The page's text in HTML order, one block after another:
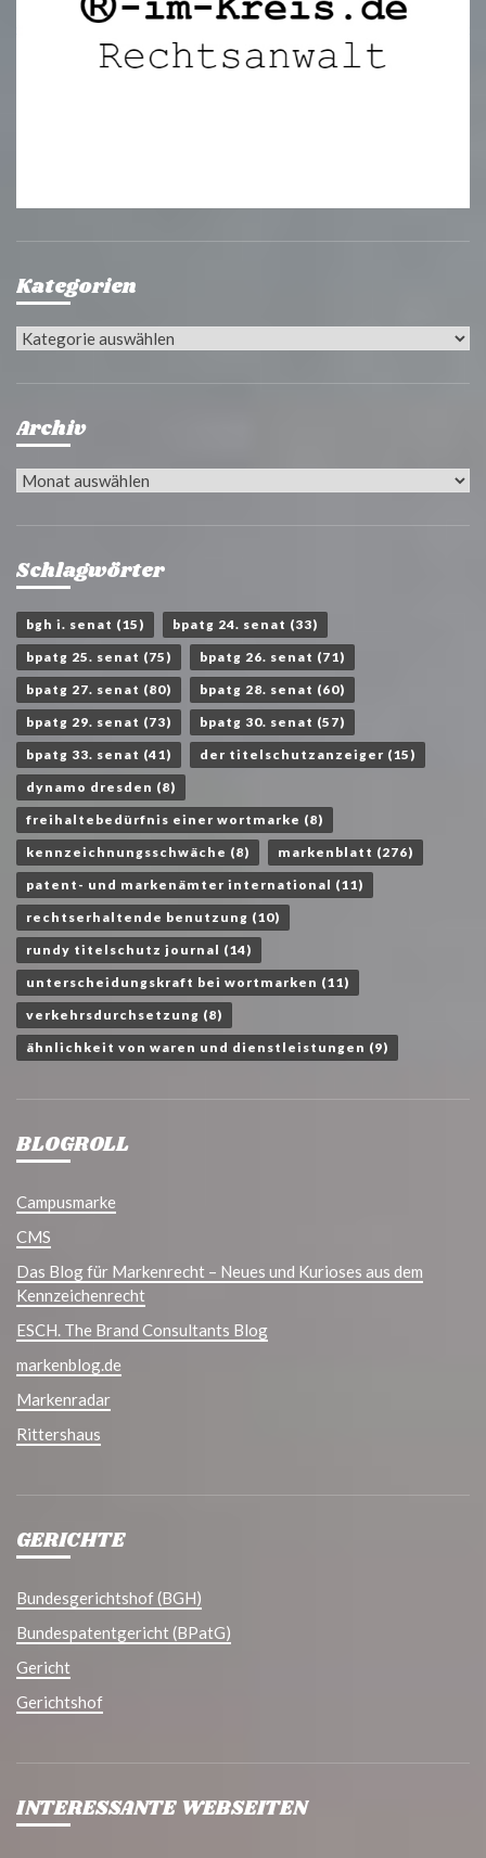
Kategorien
Kategorien
Archiv
Archiv
Schlagwörter
bgh i. senat (15) bpatg 24. senat (33)
bpatg 25. senat (75) bpatg 26. senat (71)
bpatg 27. senat (80) bpatg 28. senat (60)
bpatg 29. senat (73) bpatg 30. senat (57)
bpatg 33. senat (41) der titelschutzanzeiger (15)
dynamo dresden (8)
freihaltebedürfnis einer wortmarke (8)
kennzeichnungsschwäche (8) markenblatt (276)
patent- und markenämter international (11)
rechtserhaltende benutzung (10)
rundy titelschutz journal (14)
unterscheidungskraft bei wortmarken (11)
verkehrsdurchsetzung (8)
ähnlichkeit von waren und dienstleistungen (9)
BLOGROLL
Campusmarke
CMS
Das Blog für Markenrecht – Neues und Kurioses aus dem
Kennzeichenrecht
ESCH. The Brand Consultants Blog
markenblog.de
Markenradar
Rittershaus
GERICHTE
Bundesgerichtshof (BGH)
Bundespatentgericht (BPatG)
Gericht
Gerichtshof
INTERESSANTE WEBSEITEN